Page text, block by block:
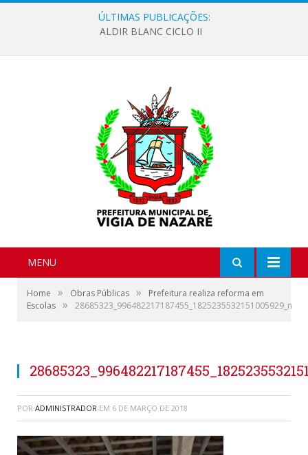
ÚLTIMAS PUBLICAÇÕES:
ALDIR BLANC CICLO II
MENU
Home » Obras Públicas »
Prefeitura realiza reforma em
Escolas » 28685323_996482217187455_1825235532151005929_n
POR ADMINISTRADOR EM 6 DE MARÇO DE 2018